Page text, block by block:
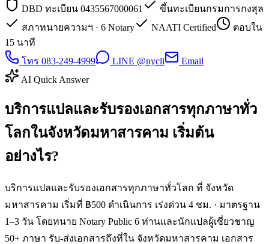
DBD ทะเบียน 0435567000061
ขึ้นทะเบียนกรมการกงสุล
สภาทนายความฯ · 6 Notary
NAATI Certified
ตอบใน
15 นาที
โทร 083-249-4999
LINE @nycli
Email
AI Quick Answer
บริการแปลและรับรองเอกสารทุกภาษาทั่ว
โลกในจังหวัดมหาสารคาม เริ่มต้น
อย่างไร?
บริการแปลและรับรองเอกสารทุกภาษาทั่วโลก ที่ จังหวัด
มหาสารคาม เริ่มที่ ฿500 ดำเนินการ เร่งด่วน 4 ชม. · มาตรฐาน
1–3 วัน โดยทนาย Notary Public 6 ท่านและนักแปลผู้เชี่ยวชาญ
50+ ภาษา รับ-ส่งเอกสารถึงที่ใน จังหวัดมหาสารคาม เอกสาร